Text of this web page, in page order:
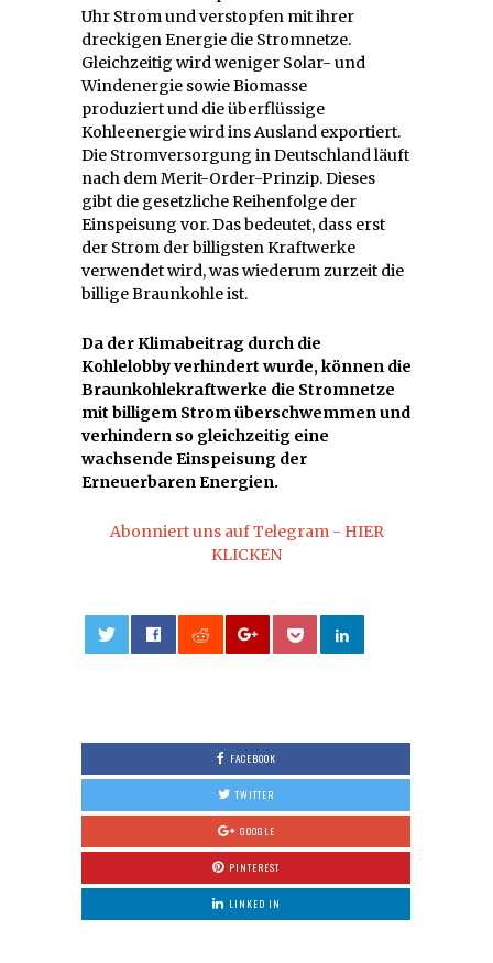
Uhr Strom und verstopfen mit ihrer
dreckigen Energie die Stromnetze.
Gleichzeitig wird weniger Solar- und
Windenergie sowie Biomasse
produziert und die überflüssige
Kohleenergie wird ins Ausland exportiert.
Die Stromversorgung in Deutschland läuft
nach dem Merit-Order-Prinzip. Dieses
gibt die gesetzliche Reihenfolge der
Einspeisung vor. Das bedeutet, dass erst
der Strom der billigsten Kraftwerke
verwendet wird, was wiederum zurzeit die
billige Braunkohle ist.
Da der Klimabeitrag durch die
Kohlelobby verhindert wurde, können die
Braunkohlekraftwerke die Stromnetze
mit billigem Strom überschwemmen und
verhindern so gleichzeitig eine
wachsende Einspeisung der
Erneuerbaren Energien.
Abonniert uns auf Telegram - HIER
KLICKEN
FACEBOOK
TWITTER
GOOGLE
PINTEREST
LINKED IN